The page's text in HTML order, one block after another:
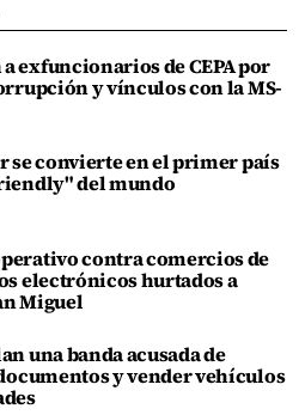
exfuncionarios de CEPA por
y vínculos con la MS-
se convierte en el primer país
del mundo
contra comercios de
electrónicos hurtados a
Miguel
una banda acusada de
y vender vehículos